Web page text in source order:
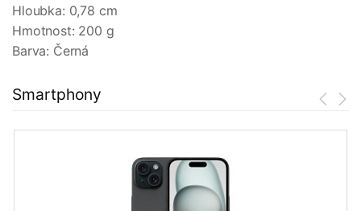
Hloubka: 0,78 cm
Hmotnost: 200 g
Barva: Černá
Smartphony